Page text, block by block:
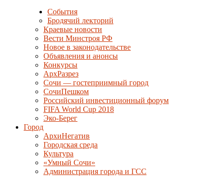
События
Бродячий лекторий
Краевые новости
Вести Минстроя РФ
Новое в законодательстве
Объявления и анонсы
Конкурсы
АрхРазрез
Сочи — гостеприимный город
СочиПешком
Российский инвестиционный форум
FIFA World Cup 2018
Эко-Берег
Город
АрхиНегатив
Городская среда
Культура
«Умный Сочи»
Администрация города и ГСС